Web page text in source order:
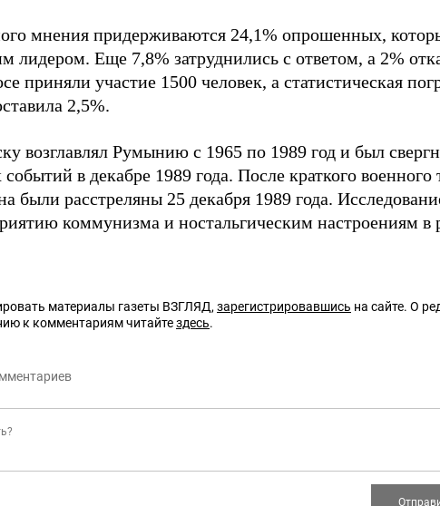
мнения придерживаются 24,1% опрошенных,
лидером. Еще 7,8% затруднились с ответом, а 2%
приняли участие 1500 человек, а статистическая
2,5%.
возглавлял Румынию с 1965 по 1989 год и был
в декабре 1989 года. После краткого военного
были расстреляны 25 декабря 1989 года.
коммунизма и ностальгическим настроениям
материалы газеты ВЗГЛЯД,зарегистрировавшись на сайте. О
к комментариям читайтездесь.